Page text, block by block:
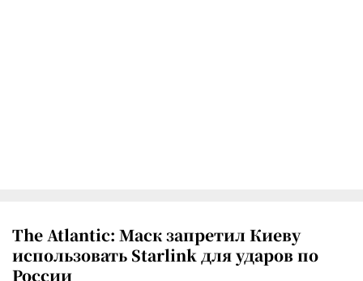
The Atlantic: Маск запретил Киеву
использовать Starlink для ударов по
России